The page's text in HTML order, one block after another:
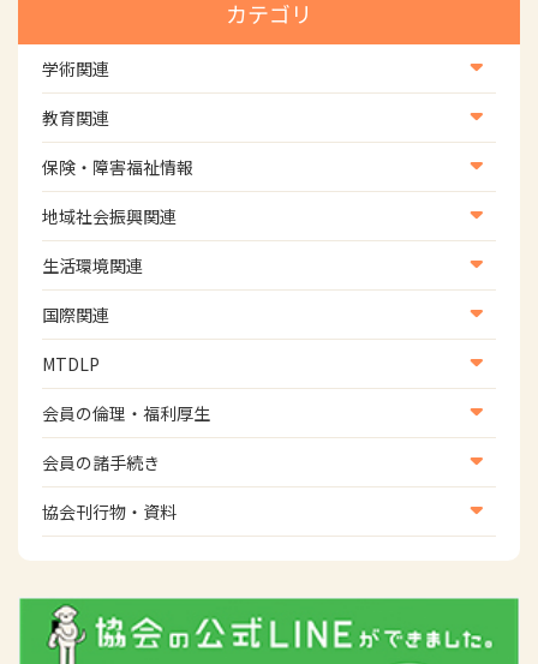
カテゴリ
学術関連
学術・研究
学会
学術誌
教育関連
養成教育
生涯教育
研修会
協会認定資格試験・審査会情報
保険・障害福祉情報
医療保険情報
介護保険情報
児童福祉・障害福祉情報
地域社会振興関連
地域社会振興部地域事業支援課【認知症対策班】
地域社会振興部地域事業支援課【地域包括ケア推進班】
地域社会振興部地域事業支援課【運転と地域移動推進
班】
スポーツ振興関連
災害対策関連
生活環境関連
生活環境・福祉用具支援
国際関連
国際関連
WFOT等海外関連情報
MTDLP
MTDLP室
会員の倫理・福利厚生
会員向け団体保険のご案内
女性相談窓口
倫理関連情報
会員の諸手続き
会員の諸手続き
協会刊行物・資料
広報活動について
主な協会資料